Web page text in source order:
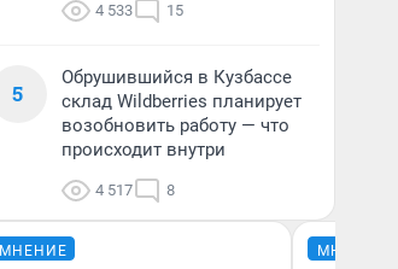
4 533 15
5
Обрушившийся в Кузбассе
склад Wildberries планирует
возобновить работу — что
происходит внутри
4 517 8
МНЕНИЕ МНЕНИЕ